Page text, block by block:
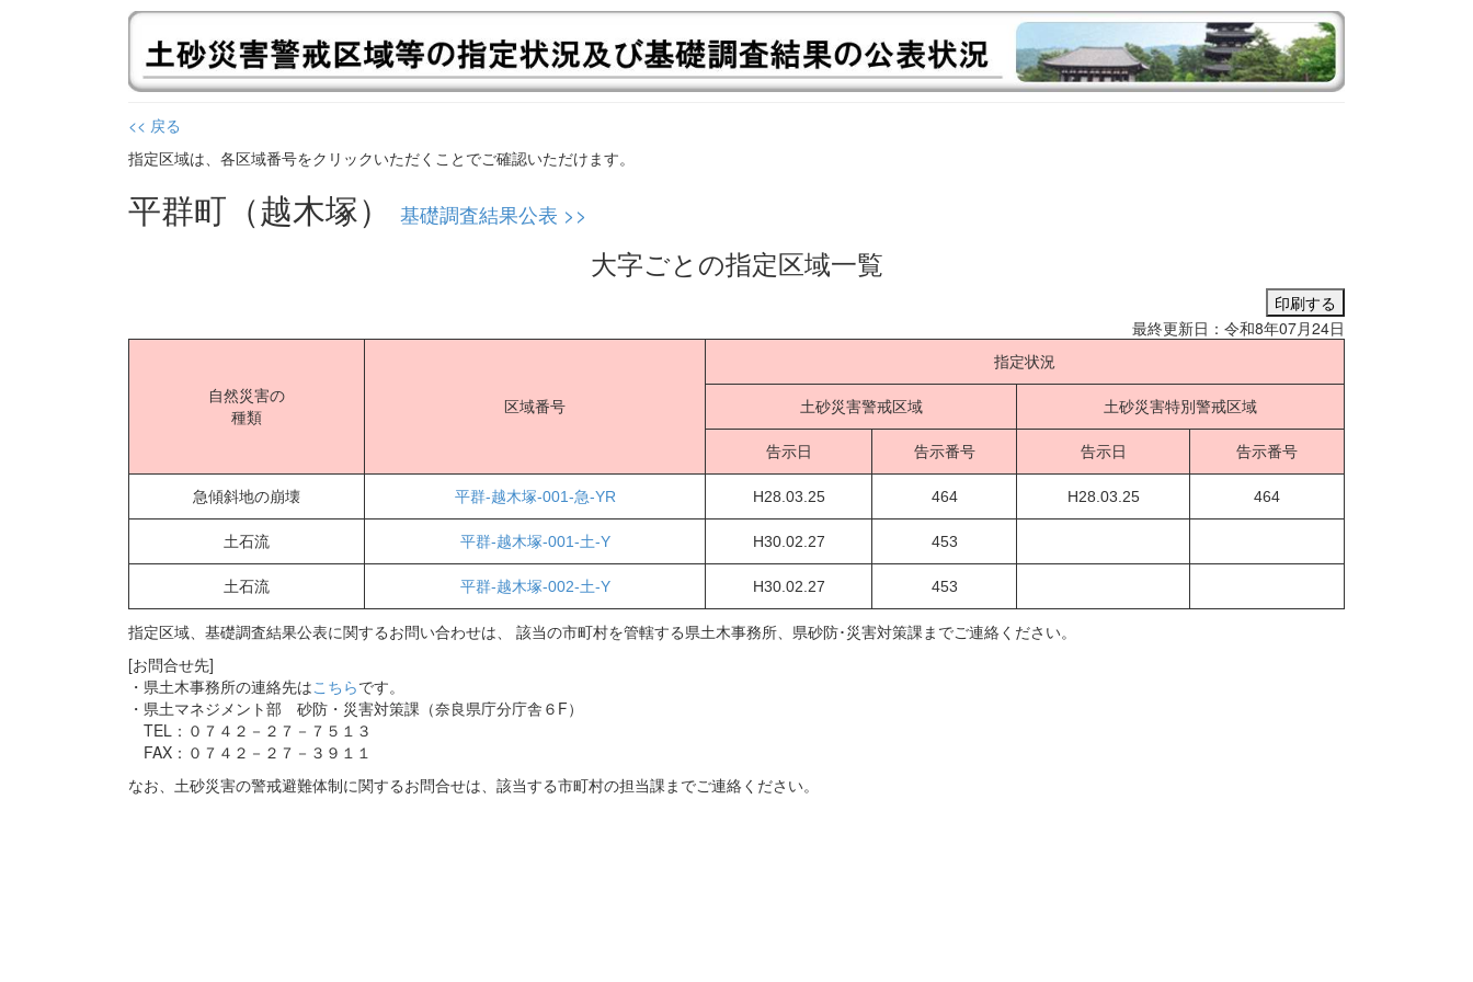
<< 戻る
指定区域は、各区域番号をクリックいただくことでご確認いただけます。
平群町（越木塚） 基礎調査結果公表 >>
大字ごとの指定区域一覧
最終更新日：令和8年07月24日
急傾斜地の崩壊 平群-越木塚-001-急-YR H28.03.25 464 H28.03.25 464
土石流 平群-越木塚-001-土-Y H30.02.27 453
土石流 平群-越木塚-002-土-Y H30.02.27 453
自然災害の
種類
区域番号
指定状況
土砂災害警戒区域 土砂災害特別警戒区域
告示日 告示番号 告示日 告示番号
指定区域、基礎調査結果公表に関するお問い合わせは、 該当の市町村を管轄する県土木事務所、県砂防･災害対策課までご連絡ください。
[お問合せ先]
・県土木事務所の連絡先はこちらです。
・県土マネジメント部 砂防・災害対策課（奈良県庁分庁舎６F）
TEL：０７４２－２７－７５１３
FAX：０７４２－２７－３９１１
なお、土砂災害の警戒避難体制に関するお問合せは、該当する市町村の担当課までご連絡ください。